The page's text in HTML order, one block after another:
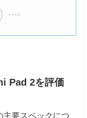
Pad 2を評価
主要スペックにつ